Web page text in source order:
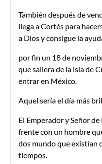
También después de
llega a Cortés para
a Dios y consigue la
por fin un 18 de
que saliera de la isla de
entrar en México.
Aquel sería el día más
El Emperador y Señor
frente con un hombre
dos mundo que existían
tiempos.